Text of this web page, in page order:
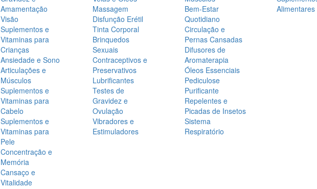
Amamentação
Visão
Suplementos e
Vitaminas para
Crianças
Ansiedade e Sono
Articulações e
Músculos
Suplementos e
Vitaminas para
Cabelo
Suplementos e
Vitaminas para
Pele
Concentração e
Memória
Cansaço e
Vitalidade
Massagem
Disfunção Erétil
Tinta Corporal
Brinquedos
Sexuais
Contraceptivos e
Preservativos
Lubrificantes
Testes de
Gravidez e
Ovulação
Vibradores e
Estimuladores
Bem-Estar
Quotidiano
Circulação e
Pernas Cansadas
Difusores de
Aromaterapia
Óleos Essenciais
Pediculose
Purificante
Repelentes e
Picadas de Insetos
Sistema
Respiratório
Alimentares